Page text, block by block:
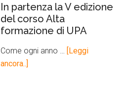
In partenza la V edizione
del corso Alta
formazione di UPA
Come ogni anno …
[Leggi
ancora..]